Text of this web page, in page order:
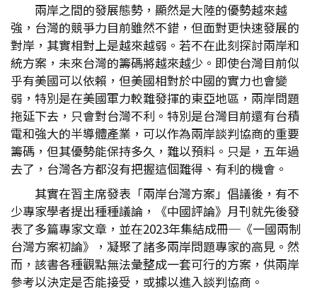
兩岸之間的發展態勢，顯然是大陸的優勢越來越
強，台灣的競爭力目前雖然不錯，但面對更快速發展的
對岸，其實相對上是越來越弱。若不在此刻探討兩岸和
統方案，未來台灣的籌碼將越來越少。即使台灣目前似
乎有美國可以依賴，但美國相對於中國的實力也會變
弱，特別是在美國軍力較難發揮的東亞地區，兩岸問題
拖延下去，只會對台灣不利。特別是台灣目前還有台積
電和強大的半導體產業，可以作為兩岸談判協商的重要
籌碼，但其優勢能保持多久，難以預料。只是，五年過
去了，台灣各方都沒有把握這個難得、有利的機會。
其實在習主席發表「兩岸台灣方案」倡議後，有不
少專家學者提出種種議論，《中國評論》月刊就先後發
表了多篇專家文章，並在2023年集結成冊─《一國兩制
台灣方案初論》，凝聚了諸多兩岸問題專家的高見。然
而，該書各種觀點無法彙整成一套可行的方案，供兩岸
參考以決定是否能接受，或據以進入談判協商。